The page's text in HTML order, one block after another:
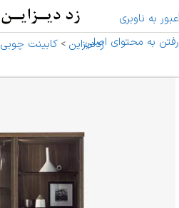
عبور به ناوبری
رفتن به محتوای اصلی
زددیزاین > کابینت چوبی